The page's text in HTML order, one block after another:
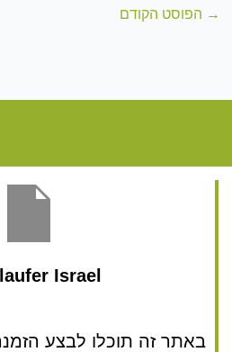
→ הפוסט הקודם
Israel
באתר זה תוכלו לבצע